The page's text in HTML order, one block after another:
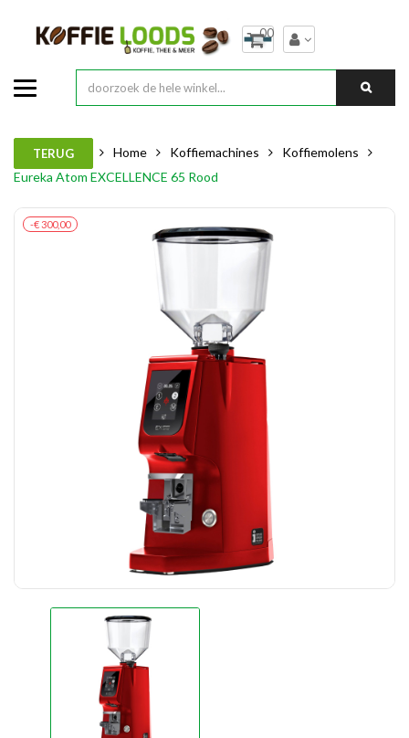
00
TERUG Home Koffiemachines
Koffiemolens
Eureka Atom EXCELLENCE 65 Rood
-€ 300,00